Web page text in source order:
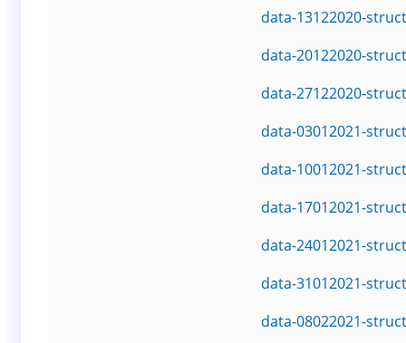
data-13122020-
data-20122020-
data-27122020-
data-03012021-
data-10012021-
data-17012021-
data-24012021-
data-31012021-
data-08022021-